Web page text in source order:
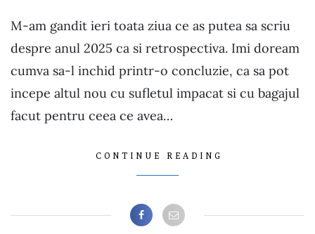
M-am gandit ieri toata ziua ce as putea sa scriu
despre anul 2025 ca si retrospectiva. Imi doream
cumva sa-l inchid printr-o concluzie, ca sa pot
incepe altul nou cu sufletul impacat si cu bagajul
facut pentru ceea ce avea…
CONTINUE READING